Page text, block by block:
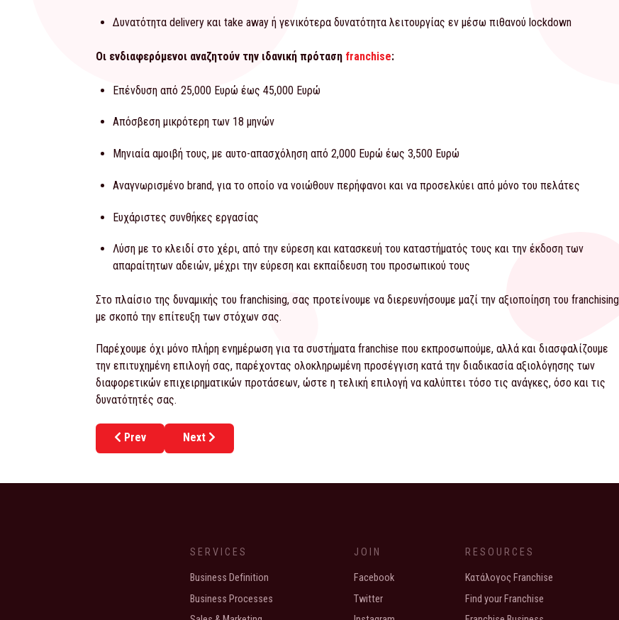
Δυνατότητα delivery και take away ή γενικότερα δυνατότητα λειτουργίας εν μέσω πιθανού lockdown
Οι ενδιαφερόμενοι αναζητούν την ιδανική πρόταση franchise:
Επένδυση από 25,000 Ευρώ έως 45,000 Ευρώ
Απόσβεση μικρότερη των 18 μηνών
Μηνιαία αμοιβή τους, με αυτο-απασχόληση από 2,000 Ευρώ έως 3,500 Ευρώ
Αναγνωρισμένο brand, για το οποίο να νοιώθουν περήφανοι και να προσελκύει από μόνο του πελάτες
Ευχάριστες συνθήκες εργασίας
Λύση με το κλειδί στο χέρι, από την εύρεση και κατασκευή του καταστήματός τους και την έκδοση των
απαραίτητων αδειών, μέχρι την εύρεση και εκπαίδευση του προσωπικού τους
Στο πλαίσιο της δυναμικής του franchising, σας προτείνουμε να διερευνήσουμε μαζί την αξιοποίηση του franchising
με σκοπό την επίτευξη των στόχων σας.
Παρέχουμε όχι μόνο πλήρη ενημέρωση για τα συστήματα franchise που εκπροσωπούμε, αλλά και διασφαλίζουμε
την επιτυχημένη επιλογή σας, παρέχοντας ολοκληρωμένη προσέγγιση κατά την διαδικασία αξιολόγησης των
διαφορετικών επιχειρηματικών προτάσεων, ώστε η τελική επιλογή να καλύπτει τόσο τις ανάγκες, όσο και τις
δυνατότητές σας.
Previous article: Ο θάνατος του click away εμποράκου
Prev Next article: franchise consulting: Τι σημαίνει
Next
SERVICES
Business Definition
Business Processes
JOIN
Facebook
Twitter
RESOURCES
Κατάλογος Franchise
Find your Franchise